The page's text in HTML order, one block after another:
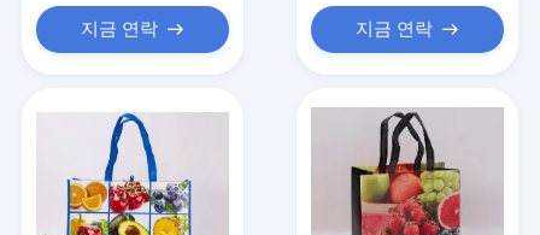
우리에 대하여
지금 연락 지금 연락